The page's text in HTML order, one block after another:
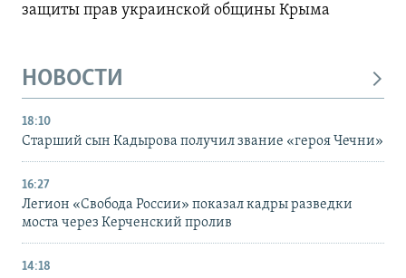
защиты прав украинской общины Крыма
НОВОСТИ
18:10
Старший сын Кадырова получил звание «героя Чечни»
16:27
Легион «Свобода России» показал кадры разведки
моста через Керченский пролив
14:18